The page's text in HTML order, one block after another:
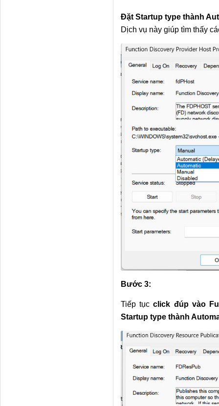
Đặt Startup type thành
Dịch vụ này giúp tìm thấy
Bước 3:
Tiếp tụcclick đúp vào
Startup type thành